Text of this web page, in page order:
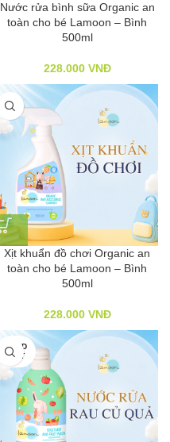
Nước rửa bình sữa Organic an
toàn cho bé Lamoon – Bình
500ml
228.000 VNĐ
Xịt khuẩn đồ chơi Organic an
toàn cho bé Lamoon – Bình
500ml
228.000 VNĐ
SOLD
OUT